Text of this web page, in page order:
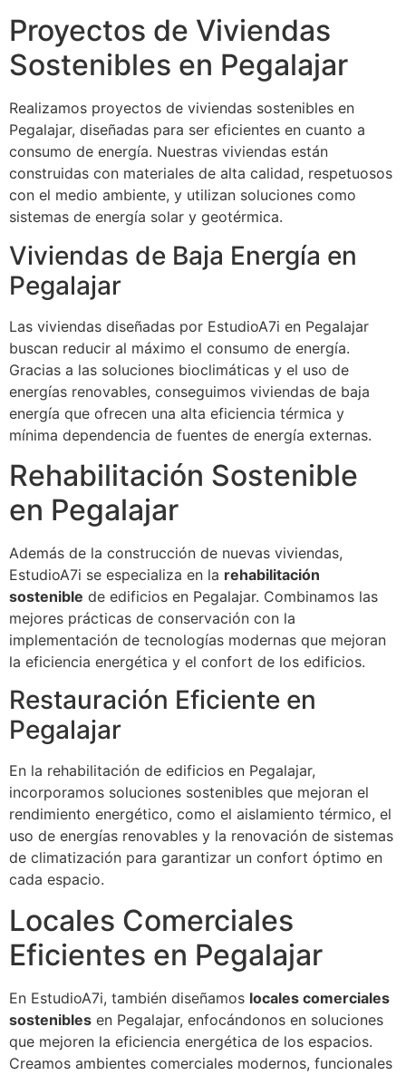
Proyectos de Viviendas
Sostenibles en Pegalajar
Realizamos proyectos de viviendas sostenibles en
Pegalajar, diseñadas para ser eficientes en cuanto a
consumo de energía. Nuestras viviendas están
construidas con materiales de alta calidad, respetuosos
con el medio ambiente, y utilizan soluciones como
sistemas de energía solar y geotérmica.
Viviendas de Baja Energía en
Pegalajar
Las viviendas diseñadas por EstudioA7i en Pegalajar
buscan reducir al máximo el consumo de energía.
Gracias a las soluciones bioclimáticas y el uso de
energías renovables, conseguimos viviendas de baja
energía que ofrecen una alta eficiencia térmica y
mínima dependencia de fuentes de energía externas.
Rehabilitación Sostenible
en Pegalajar
Además de la construcción de nuevas viviendas,
EstudioA7i se especializa en la rehabilitación
sostenible de edificios en Pegalajar. Combinamos las
mejores prácticas de conservación con la
implementación de tecnologías modernas que mejoran
la eficiencia energética y el confort de los edificios.
Restauración Eficiente en
Pegalajar
En la rehabilitación de edificios en Pegalajar,
incorporamos soluciones sostenibles que mejoran el
rendimiento energético, como el aislamiento térmico, el
uso de energías renovables y la renovación de sistemas
de climatización para garantizar un confort óptimo en
cada espacio.
Locales Comerciales
Eficientes en Pegalajar
En EstudioA7i, también diseñamos locales comerciales
sostenibles en Pegalajar, enfocándonos en soluciones
que mejoren la eficiencia energética de los espacios.
Creamos ambientes comerciales modernos, funcionales